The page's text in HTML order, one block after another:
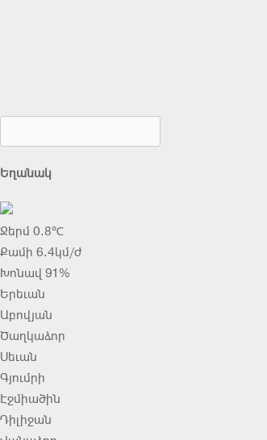
Եղանակ
Ջերմ 0.8℃
Քամի 6.4կմ/ժ
Խոնավ 91%
Երեւան
Աբովյան
Ծաղկաձոր
Սեւան
Գյումրի
Էջմիածին
Դիլիջան